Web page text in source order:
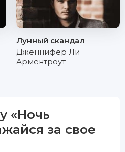
Лунный скандал
Дженнифер Ли
Арментроут
«Ночь
за свое